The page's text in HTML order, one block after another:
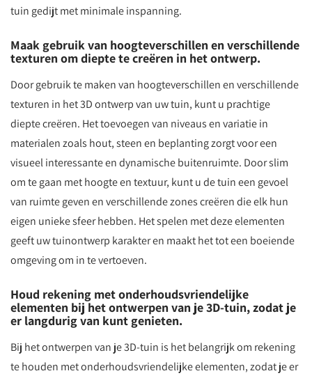
tuin gedijt met minimale inspanning.
Maak gebruik van hoogteverschillen en verschillende
texturen om diepte te creëren in het ontwerp.
Door gebruik te maken van hoogteverschillen en verschillende
texturen in het 3D ontwerp van uw tuin, kunt u prachtige
diepte creëren. Het toevoegen van niveaus en variatie in
materialen zoals hout, steen en beplanting zorgt voor een
visueel interessante en dynamische buitenruimte. Door slim
om te gaan met hoogte en textuur, kunt u de tuin een gevoel
van ruimte geven en verschillende zones creëren die elk hun
eigen unieke sfeer hebben. Het spelen met deze elementen
geeft uw tuinontwerp karakter en maakt het tot een boeiende
omgeving om in te vertoeven.
Houd rekening met onderhoudsvriendelijke
elementen bij het ontwerpen van je 3D-tuin, zodat je
er langdurig van kunt genieten.
Bij het ontwerpen van je 3D-tuin is het belangrijk om rekening
te houden met onderhoudsvriendelijke elementen, zodat je er